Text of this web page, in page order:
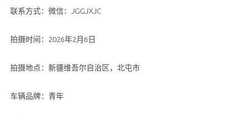
联系方式：微信：JGGJXJC
拍摄时间：2026年2月6日
拍摄地点：新疆维吾尔自治区，北屯市
车辆品牌：青年